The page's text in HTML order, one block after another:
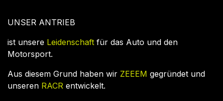
UNSER ANTRIEB
ist unsere Leidenschaft für das Auto und den
Motorsport.
Aus diesem Grund haben wir ZEEEM gegründet und
unseren RACR entwickelt.